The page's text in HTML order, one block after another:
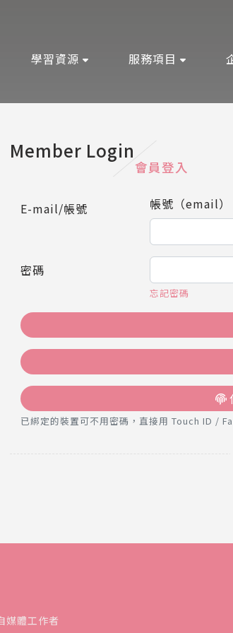
學習資源 服務項目
Member Login
會員登入
E-mail/帳號 帳號（email）
密碼
忘記密碼
已綁定的裝置可不用密碼，直接用 Touch ID /
媒體工作者